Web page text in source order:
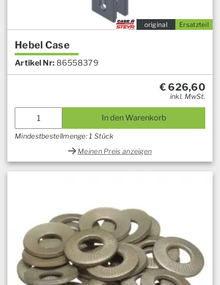
Ersatzteil
original
Hebel Case
Artikel Nr: 86558379
€626,60
inkl. MwSt.
In den Warenkorb
Mindestbestellmenge: 1 Stück
Meinen Preis anzeigen